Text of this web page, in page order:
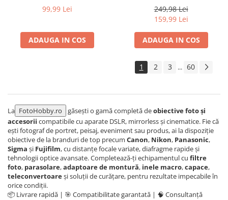
Aparate foto de colectie reflex,
format 24x36mm
Aparate foto de colectie, cu burduf
Aparate foto de colectie , cu vizare
Aparate foto de colectie -
Miniaturi
Accesorii pt. aparate foto de
colectie
Aparate de colectie de tip Box-
Camera
Reviste, carti si software
99,99 Lei
ADAUGA IN COS
249,98 Lei
159,99 Lei
ADAUGA IN COS
1 2 3 ... 60
La FotoHobby.ro găsești o gamă completă deobiective foto și
accesorii compatibile cu aparate DSLR, mirrorless și cinematice. Fie că
ești fotograf de portret, peisaj, eveniment sau produs, ai la dispoziție
obiective de la branduri de top precum Canon, Nikon, Panasonic,
Sigma și Fujifilm, cu distanțe focale variate, diafragme rapide și
tehnologii optice avansate. Completează-ți echipamentul cu filtre
foto, parasolare,adaptoare de montură, inele macro,capace,
teleconvertoareși soluții de curățare, pentru rezultate impecabile în
orice condiții.
📦 Livrare rapidă | 🎯 Compatibilitate garantată | 🧠 Consultanță